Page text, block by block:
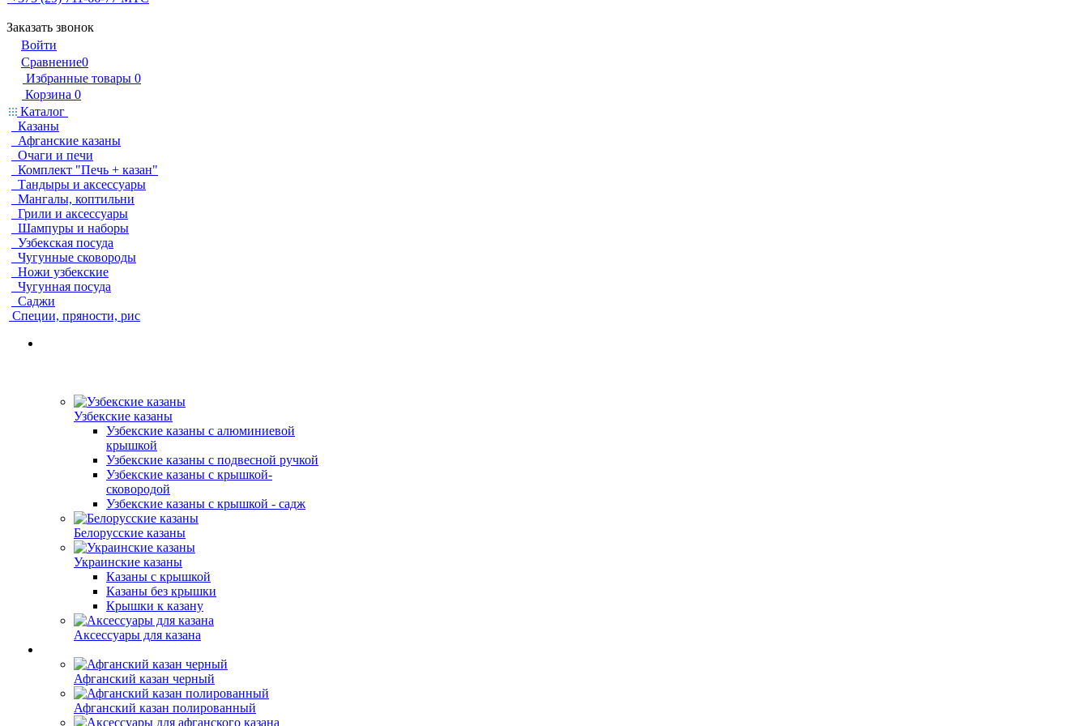
Заказать звонок
Войти
Сравнение0
Избранные товары 0
Корзина 0
Каталог
Казаны
Афганские казаны
Очаги и печи
Комплект "Печь + казан"
Тандыры и аксессуары
Мангалы, коптильни
Грили и аксессуары
Шампуры и наборы
Узбекская посуда
Чугунные сковороды
Ножи узбекские
Чугунная посуда
Саджи
Специи, пряности, рис
Узбекские казаны
Узбекские казаны с алюминиевой
крышкой
Узбекские казаны с подвесной ручкой
Узбекские казаны с крышкой-
сковородой
Узбекские казаны с крышкой - садж
Белорусские казаны
Украинские казаны
Казаны с крышкой
Казаны без крышки
Крышки к казану
Аксессуары для казана
Афганский казан черный
Афганский казан полированный